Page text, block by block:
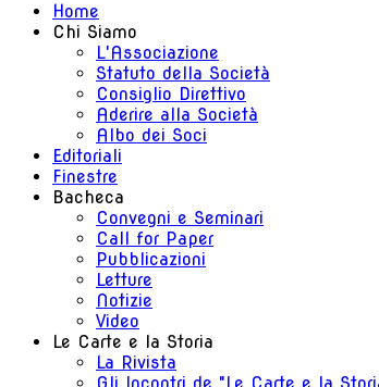
Home
Chi Siamo
L'Associazione
Statuto della Società
Consiglio Direttivo
Aderire alla Società
Albo dei Soci
Editoriali
Finestre
Bacheca
Convegni e Seminari
Call for Paper
Pubblicazioni
Letture
Notizie
Video
Le Carte e la Storia
La Rivista